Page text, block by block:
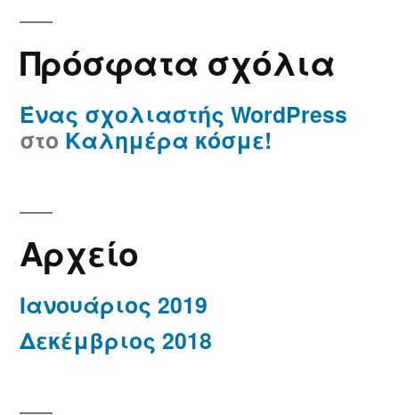
Πρόσφατα σχόλια
Ένας σχολιαστής WordPress
στο Καλημέρα κόσμε!
Αρχείο
Ιανουάριος 2019
Δεκέμβριος 2018